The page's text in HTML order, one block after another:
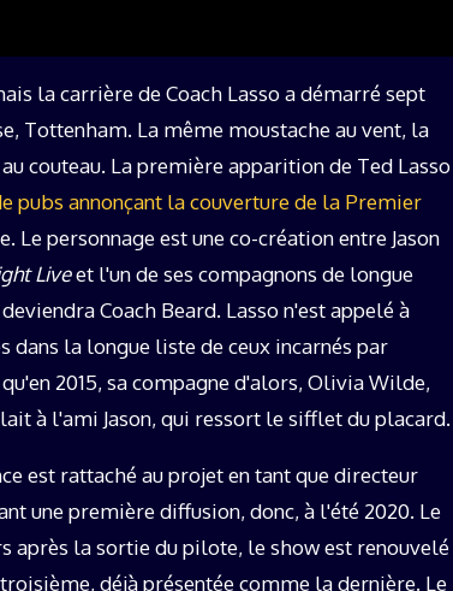
la carrière de Coach Lasso a démarré sept
Tottenham. La même moustache au vent, la
couteau. La première apparition de Ted Lasso
pubs annonçant la couverture de la Premier
Le personnage est une co-création entre Jason
Liveet l'un de ses compagnons de longue
Coach Beard. Lasso n'est appelé à
dans la longue liste de ceux incarnés par
2015, sa compagne d'alors, Olivia Wilde,
à l'ami Jason, qui ressort le sifflet du placard.
est rattaché au projet en tant que directeur
une première diffusion, donc, à l'été 2020. Le
après la sortie du pilote, le show est renouvelé
déjà présentée comme la dernière. Le